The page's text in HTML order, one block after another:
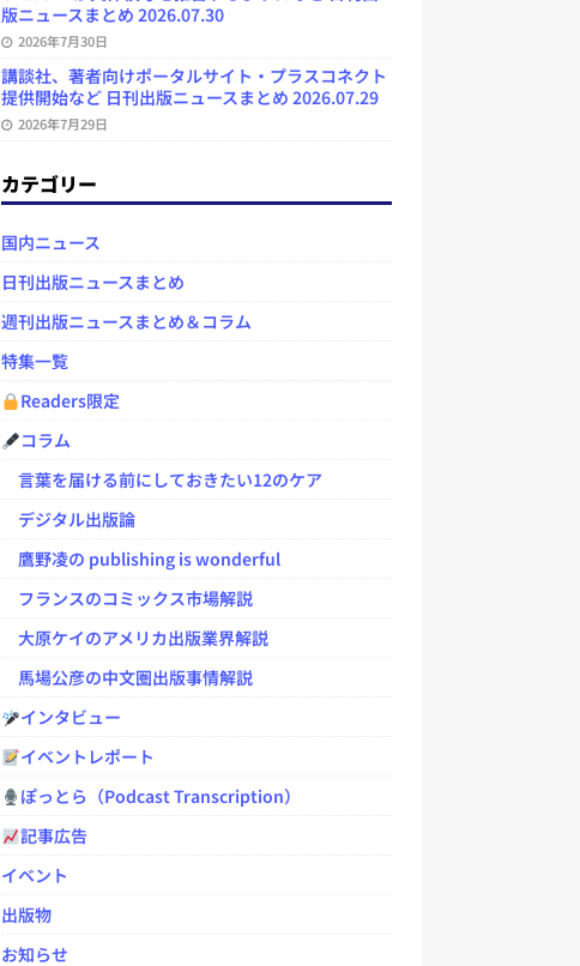
版ニュースまとめ 2026.07.30
2026年7月30日
講談社、著者向けポータルサイト・プラスコネクト
提供開始など 日刊出版ニュースまとめ 2026.07.29
2026年7月29日
カテゴリー
国内ニュース
日刊出版ニュースまとめ
週刊出版ニュースまとめ＆コラム
特集一覧
Readers限定
コラム
言葉を届ける前にしておきたい12のケア
デジタル出版論
鷹野凌の publishing is wonderful
フランスのコミックス市場解説
大原ケイのアメリカ出版業界解説
馬場公彦の中文圏出版事情解説
インタビュー
イベントレポート
ぽっとら（Podcast Transcription）
記事広告
イベント
出版物
お知らせ